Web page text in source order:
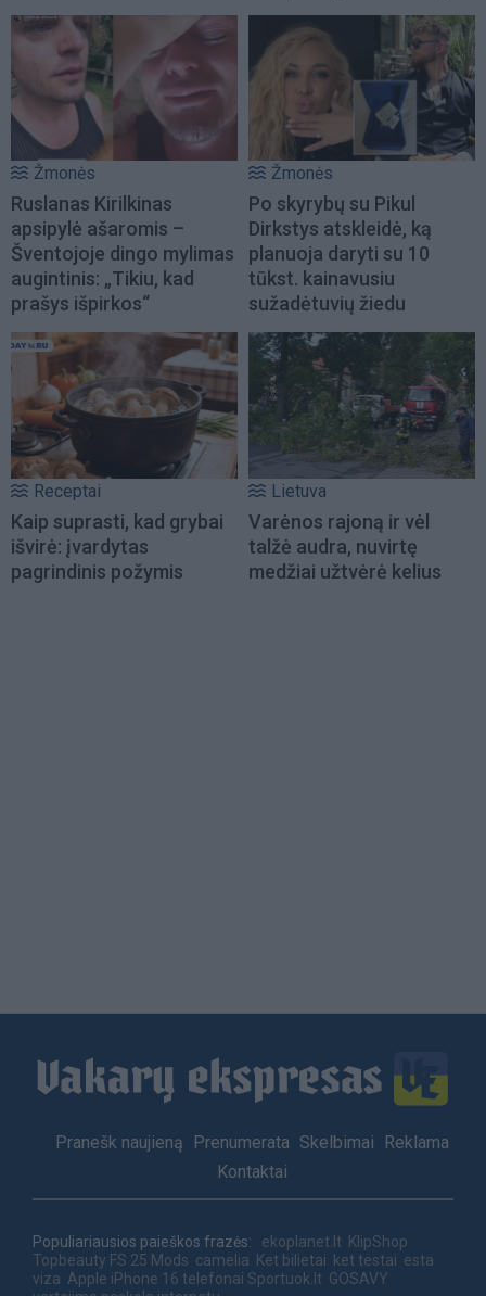
Žmonės
Ruslanas Kirilkinas
apsipylė ašaromis –
Šventojoje dingo mylimas
augintinis: „Tikiu, kad
prašys išpirkos“
Žmonės
Po skyrybų su Pikul
Dirkstys atskleidė, ką
planuoja daryti su 10
tūkst. kainavusiu
sužadėtuvių žiedu
Receptai
Kaip suprasti, kad grybai
išvirė: įvardytas
pagrindinis požymis
Lietuva
Varėnos rajoną ir vėl
talžė audra, nuvirtę
medžiai užtvėrė kelius
Footer
Pranešk naujieną Prenumerata Skelbimai
Reklama
Kontaktai
Populiariausios paieškos frazės: ekoplanet.lt KlipShop
Topbeauty FS 25 Mods camelia Ket bilietai ket testai esta
viza Apple iPhone 16 telefonai Sportuok.lt GOSAVY